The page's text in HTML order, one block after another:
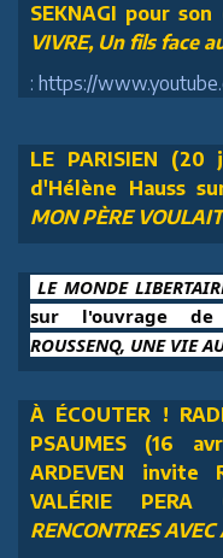
SEKNAGI pour son
VIVRE, Un fils face
: https://
LE PARISIEN
d'Hélène Hauss
MON PÈRE
LE MONDE
sur l'ouvrage de
ROUSSENQ, UNE VIE
À ÉCOUTER !
PSAUMES (16
ARDEVEN invite
VALÉRIE
RENCONTRES